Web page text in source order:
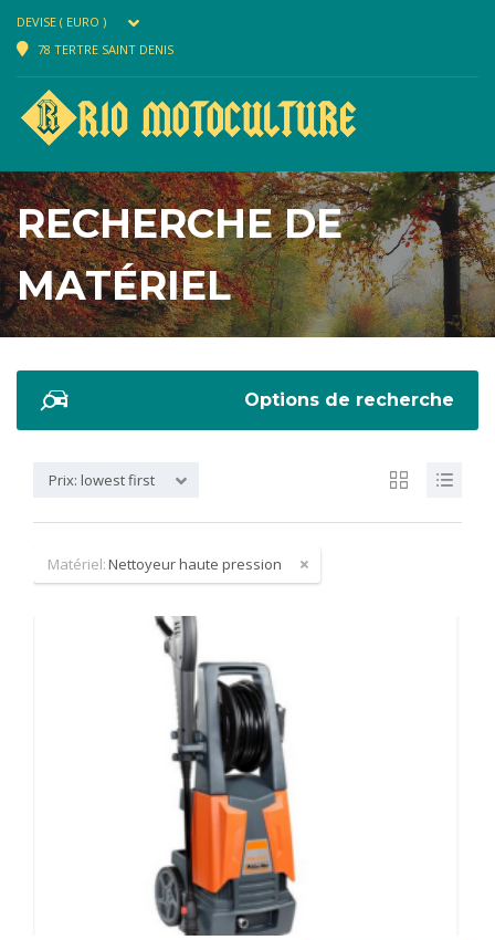
DEVISE ( EURO )
78 TERTRE SAINT DENIS
RECHERCHE DE
MATÉRIEL
Options de recherche
Prix: lowest first
Matériel:Nettoyeur haute pression